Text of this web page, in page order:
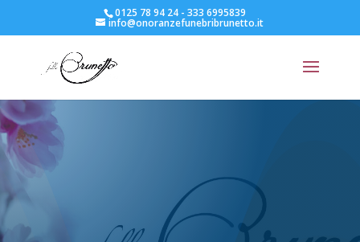
0125 78 94 24 - 333 6995839
info@onoranzefunebribrunetto.it